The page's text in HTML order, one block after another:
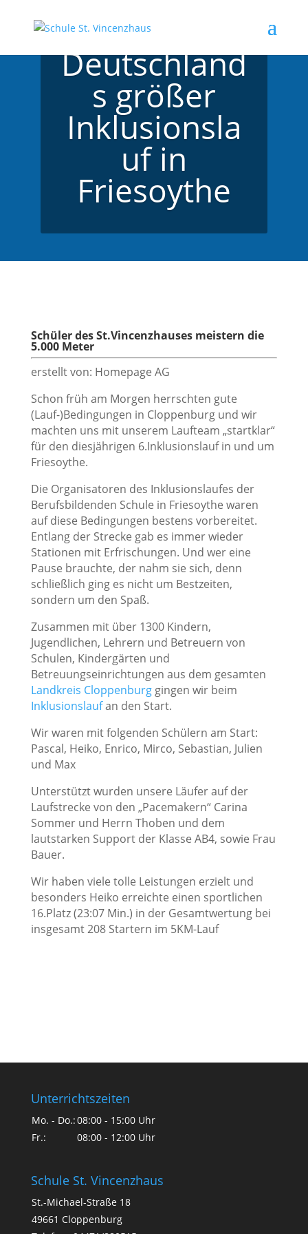
Deutschland
s größer
Inklusionsla
uf in
Friesoythe
Schüler des St.Vincenzhauses meistern die
5.000 Meter
erstellt von: Homepage AG
Schon früh am Morgen herrschten gute
(Lauf-)Bedingungen in Cloppenburg und wir
machten uns mit unserem Laufteam „startklar“
für den diesjährigen 6.Inklusionslauf in und um
Friesoythe.
Die Organisatoren des Inklusionslaufes der
Berufsbildenden Schule in Friesoythe waren
auf diese Bedingungen bestens vorbereitet.
Entlang der Strecke gab es immer wieder
Stationen mit Erfrischungen. Und wer eine
Pause brauchte, der nahm sie sich, denn
schließlich ging es nicht um Bestzeiten,
sondern um den Spaß.
Zusammen mit über 1300 Kindern,
Jugendlichen, Lehrern und Betreuern von
Schulen, Kindergärten und
Betreuungseinrichtungen aus dem gesamten
Landkreis Cloppenburggingen wir beim
Inklusionslaufan den Start.
Wir waren mit folgenden Schülern am Start:
Pascal, Heiko, Enrico, Mirco, Sebastian, Julien
und Max
Unterstützt wurden unsere Läufer auf der
Laufstrecke von den „Pacemakern“ Carina
Sommer und Herrn Thoben und dem
lautstarken Support der Klasse AB4, sowie Frau
Bauer.
Wir haben viele tolle Leistungen erzielt und
besonders Heiko erreichte einen sportlichen
16.Platz (23:07 Min.) in der Gesamtwertung bei
insgesamt 208 Startern im 5KM-Lauf
Unterrichtszeiten
Mo. - Do.:08:00 - 15:00 Uhr
Fr.:
08:00 - 12:00 Uhr
Schule St. Vincenzhaus
St.-Michael-Straße 18
49661 Cloppenburg